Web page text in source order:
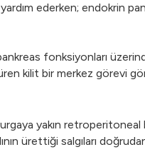
ederken; endokrin
fonksiyonları
kilit bir merkez görevi
yakın retroperitoneal
ürettiği salgıları